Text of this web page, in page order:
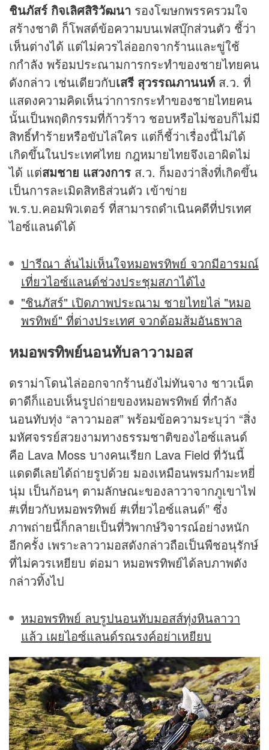
ชินภัสร์ กิจเลิศสิริวัฒนา รองโฆษกพรรครวมใจ
สร้างชาติ ก็โพสต์ข้อความบนเฟสบุ๊กส่วนตัว ชี้ว่า
เห็นต่างได้ แต่ไม่ควรไล่ออกจากร้านและขู่ใช้
กกำลัง พร้อมประณามการกระทำของชายไทยคน
ดังกล่าว เช่นเดียวกับเสรี สุวรรณภานนท์ ส.ว. ที่
แสดงความคิดเห็นว่าการกระทำของชายไทยคน
นั้นเป็นพฤติกรรมที่ก้าวร้าว ชอบหรือไม่ชอบก็ไม่มี
สิทธิ์ทำร้ายหรือขับไล่ใคร แต่ก็ชี้ว่าเรื่องนี้ไม่ได้
เกิดขึ้นในประเทศไทย กฎหมายไทยจึงเอาผิดไม่
ได้ แต่สมชาย แสวงการ ส.ว. ก็มองว่าสิ่งที่เกิดขึ้น
เป็นการละเมิดสิทธิส่วนตัว เข้าข่าย
พ.ร.บ.คอมพิวเตอร์ ที่สามารถดำเนินคดีที่ปรเทศ
ไอซ์แลนด์ได้
ปารีณา ลั่นไม่เห็นใจหมอพรทิพย์ จวกมีอารมณ์
เที่ยวไอซ์แลนด์ช่วงประชุมสภาได้ไง
"ชินภัสร์" เปิดภาพประณาม ชายไทยไล่ "หมอ
พรทิพย์" ที่ต่างประเทศ จวกด้อมส้มอันธพาล
หมอพรทิพย์นอนทับลาวามอส
ดราม่าโดนไล่ออกจากร้านยังไม่ทันจาง ชาวเน็ต
ตาดีก็แอบเห็นรูปถ่ายของหมอพรทิพย์ ที่กำลัง
นอนทับทุ่ง “ลาวามอส” พร้อมข้อความระบุว่า “สิ่ง
มหัศจรรย์สวยงามทางธรรมชาติของไอซ์แลนด์
คือ Lava Moss บางคนเรียก Lava Field ที่วันนี้
แดดดีเลยได้ถ่ายรูปด้วย มองเหมือนพรมกำมะหยี่
นุ่ม เป็นก้อนๆ ตามลักษณะของลาวาจากภูเขาไฟ
#เที่ยวกับหมอพรทิพย์ #เที่ยวไอซ์แลนด์” ซึ่ง
ภาพถ่ายนี้ก็กลายเป็นที่วิพากษ์วิจารณ์อย่างหนัก
อีกครั้ง เพราะลาวามอสดังกล่าวถือเป็นพืชอนุรักษ์
ที่ไม่ควรเหยียบ ต่อมา หมอพรทิพย์ได้ลบภาพดัง
กล่าวทิ้งไป
หมอพรทิพย์ ลบรูปนอนทับมอสส์ทุ่งหินลาวา
แล้ว เผยไอซ์แลนด์รณรงค์อย่าเหยียบ